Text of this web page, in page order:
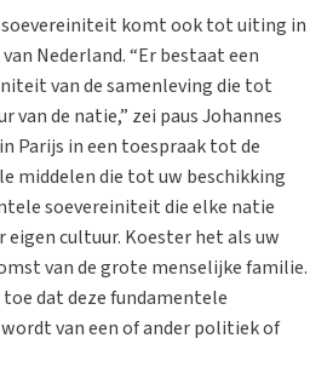
soevereiniteit komt ook tot uiting in
Nederland. “Er bestaat een
van de samenleving die tot
de natie,” zei paus Johannes
Parijs in een toespraak tot de
middelen die tot uw beschikking
soevereiniteit die elke natie
eigen cultuur. Koester het als uw
van de grote menselijke familie.
dat deze fundamentele
van een of ander politiek of